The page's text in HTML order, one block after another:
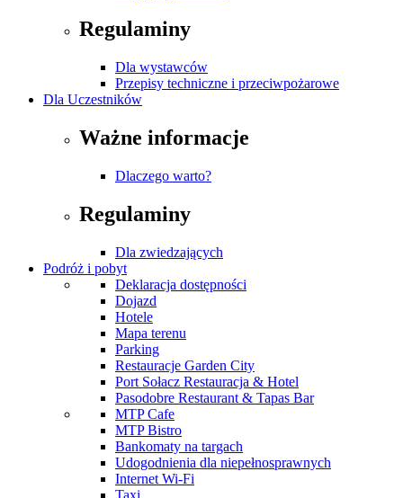
Regulaminy
Dla wystawców
Przepisy techniczne i przeciwpożarowe
Dla Uczestników
Ważne informacje
Dlaczego warto?
Regulaminy
Dla zwiedzających
Podróż i pobyt
Deklaracja dostępności
Dojazd
Hotele
Mapa terenu
Parking
Restauracje Garden City
Port Sołacz Restauracja & Hotel
Pasodobre Restaurant & Tapas Bar
MTP Cafe
MTP Bistro
Bankomaty na targach
Udogodnienia dla niepełnosprawnych
Internet Wi-Fi
Taxi